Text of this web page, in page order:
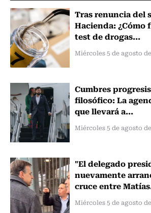
Tras renuncia del
Hacienda: ¿Cómo
test de drogas...
Miércoles 5 de agosto
Cumbres
filosófico: La
que llevará a...
Miércoles 5 de agosto
"El delegado
nuevamente
cruce entre
Miércoles 5 de agosto